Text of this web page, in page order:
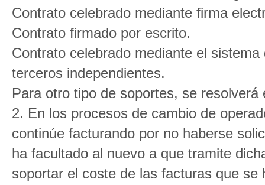
Contrato celebrado mediante firma
Contrato firmado por escrito.
Contrato celebrado mediante el
terceros independientes.
Para otro tipo de soportes, se
2. En los procesos de cambio de
continúe facturando por no haberse
ha facultado al nuevo a que tramite
soportar el coste de las facturas que